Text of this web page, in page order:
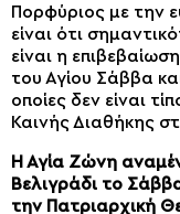
Πορφύριος με την
είναι ότι
είναι η
του Αγίου Σάββα
οποίες δεν είναι
Καινής Διαθήκης
Η Αγία Ζώνη
Βελιγράδι το
την Πατριαρχική